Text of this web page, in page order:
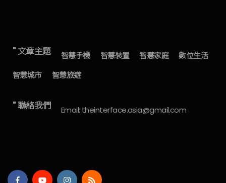
" 文章主題 智慧手機 智慧裝置 智慧家庭
數位生活
智慧城市
智慧旅遊
" 聯絡我們 Email: theinterface.asia@gmail.com